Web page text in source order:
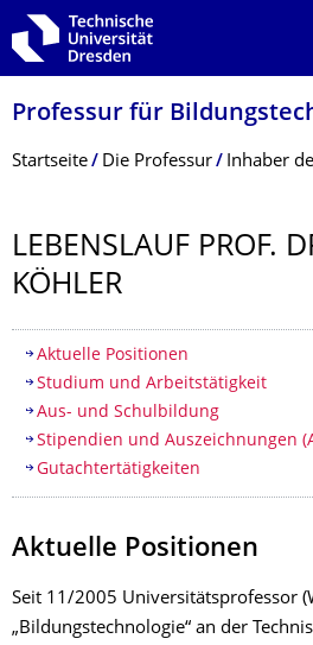
Zur Hauptnavigation springen
Zur Suche springen
Zum Inhalt springen
Professur für
Breadcrumb-Menü
Startseite Die Professur Inhaber
LEBENSLAUF PROF.
KÖHLER
Inhaltsverzeichnis
Aktuelle Positionen
Studium und Arbeitstätigkeit
Aus- und Schulbildung
Stipendien und Auszeichnungen
Gutachtertätigkeiten
Aktuelle Positionen
Seit 11/2005 Universitätsprofessor
„Bildungstechnologie“ an der